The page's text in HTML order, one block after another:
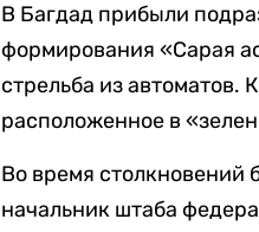
В Багдад прибыли
формирования «Сарая
стрельба из автоматов.
расположенное в
Во время столкновений
начальник штаба